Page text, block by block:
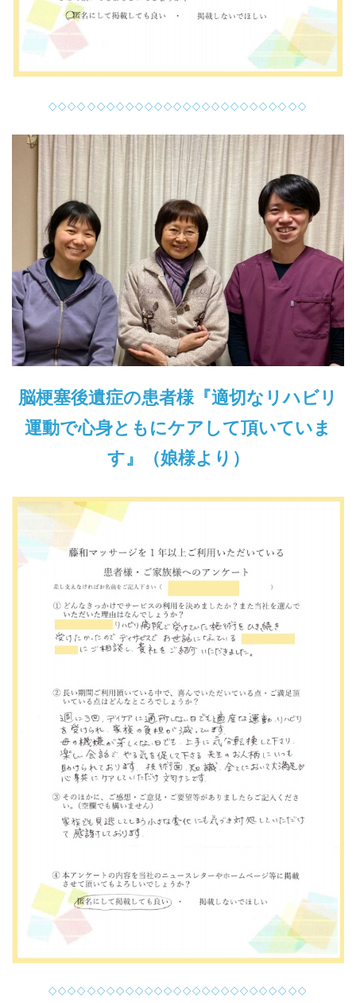
◇◇◇◇◇◇◇◇◇◇◇◇◇◇◇◇◇◇◇◇◇◇◇◇◇◇◇
脳梗塞後遺症の患者様『適切なリハビリ
運動で心身ともにケアして頂いていま
す』（娘様より）
◇◇◇◇◇◇◇◇◇◇◇◇◇◇◇◇◇◇◇◇◇◇◇◇◇◇◇